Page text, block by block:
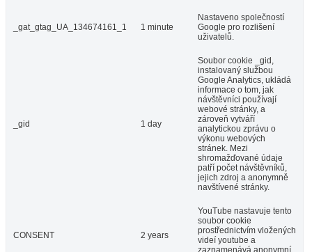
_gat_gtag_UA_134674161_1 1 minute
Nastaveno společností
Google pro rozlišení
uživatelů.
_gid 1 day
Soubor cookie _gid,
instalovaný službou
Google Analytics, ukládá
informace o tom, jak
návštěvníci používají
webové stránky, a
zároveň vytváří
analytickou zprávu o
výkonu webových
stránek. Mezi
shromažďované údaje
patří počet návštěvníků,
jejich zdroj a anonymně
navštívené stránky.
CONSENT 2 years
YouTube nastavuje tento
soubor cookie
prostřednictvím vložených
videí youtube a